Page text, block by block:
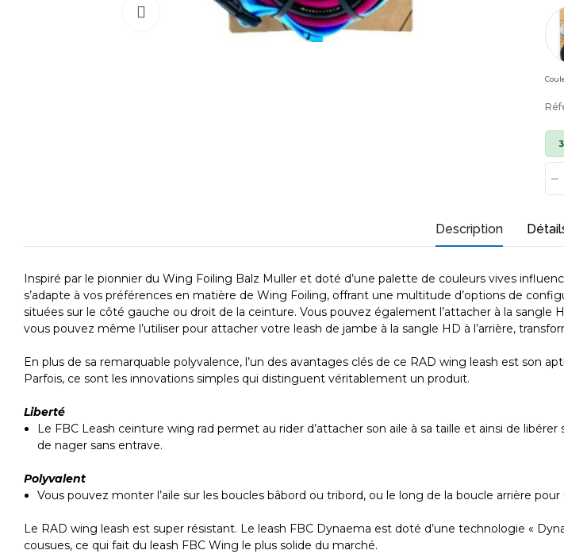
Cliquez pour agrandir
Description
Inspiré par le pionnier du Wing Foiling Balz Muller et doté d’une palette de couleurs vives
s’adapte à vos préférences en matière de Wing Foiling, offrant une multitude d’options de
situées sur le côté gauche ou droit de la ceinture. Vous pouvez également l’attacher à la
vous pouvez même l’utiliser pour attacher votre leash de jambe à la sangle HD à l’arrière,
En plus de sa remarquable polyvalence, l’un des avantages clés de ce RAD wing leash est son
Parfois, ce sont les innovations simples qui distinguent véritablement un produit.
Liberté
Le FBC Leash ceinture wing rad permet au rider d’attacher son aile à sa taille et ainsi de
de nager sans entrave.
Polyvalent
Vous pouvez monter l’aile sur les boucles bâbord ou tribord, ou le long de la boucle arrière
Le RAD wing leash est super résistant. Le leash FBC Dynaema est doté d’une technologie «
cousues, ce qui fait du leash FBC Wing le plus solide du marché.